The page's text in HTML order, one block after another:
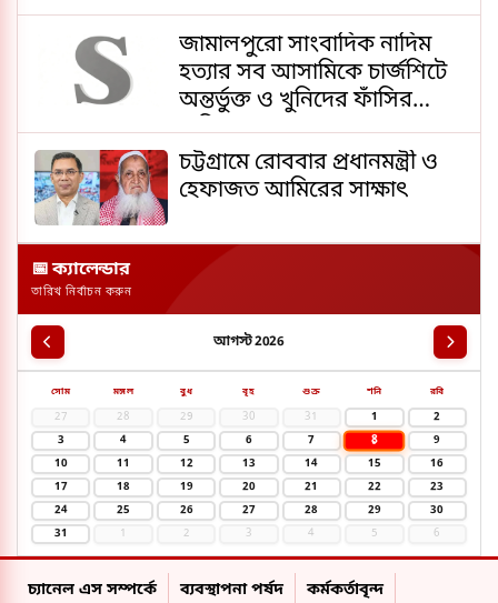
জামালপুরো সাংবাদিক নাদিম
হত্যার সব আসামিকে চার্জশিটে
অন্তর্ভুক্ত ও খুনিদের ফাঁসির
দাবিতে মানববন্ধন
চট্টগ্রামে রোববার প্রধানমন্ত্রী ও
হেফাজত আমিরের সাক্ষাৎ
📅 ক্যালেন্ডার
তারিখ নির্বাচন করুন
আগস্ট 2026
সোম মঙ্গল বুধ বৃহ শুক্র শনি রবি
27 28 29 30 31 1
2
3
4 5 6 7 8
9
10
11 12 13 14 15
16
17
18 19 20 21 22
23
24
25 26 27 28 29
30
31
1 2 3 4 5 6
চ্যানেল এস সম্পর্কে ব্যবস্থাপনা পর্ষদ
কর্মকর্তাবৃন্দ